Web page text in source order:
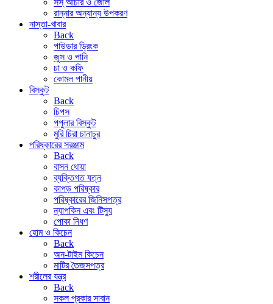
রান্নার অন্যান্য উপকরণ
নাস্তা-খাবার
Back
পাউডার ড্রিংক
জুস ও পানি
চা ও কফি
কোমল পানীয়
বিস্কুট
Back
চিপস
পপুলার বিস্কুট
মুরি চিরা চানাচুর
পরিষ্কারের সরঞ্জাম
Back
বাসন ধোয়া
ব্যক্তিগত যত্ন
কাপড় পরিষ্কার
পরিষ্কারের জিনিসপত্র
ন্যাপকিন এবং টিস্যু
পোকা নিধণ
হোম ও কিচেন
Back
অন-টাইম কিচেন
মাটির তৈজসপত্র
শরীলের যন্ত্র
Back
সকল প্রকার সাবান